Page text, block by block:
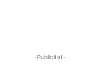
-Publicitat-